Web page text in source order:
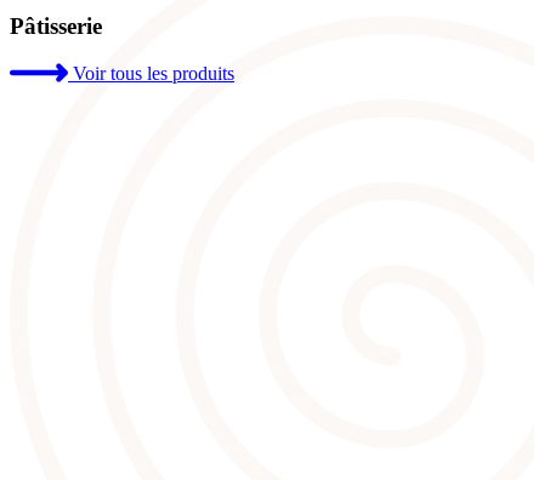
Pâtisserie
Voir tous les produits